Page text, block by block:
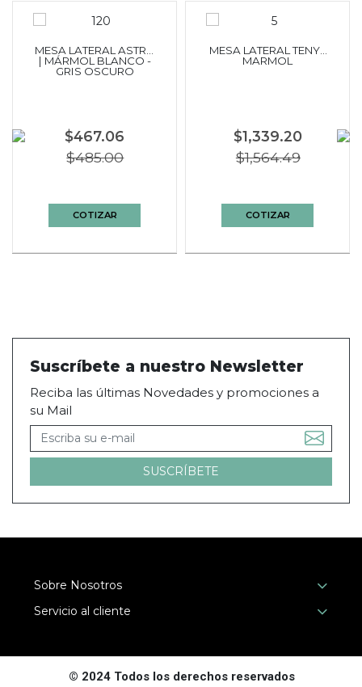
MESA LATERAL ASTRA
| MÁRMOL BLANCO -
GRIS OSCURO
$467.06
$485.00
COTIZAR
MESA LATERAL TENY |
MARMOL
$1,339.20
$1,564.49
COTIZAR
Suscríbete a nuestro Newsletter
Reciba las últimas Novedades y promociones a
su Mail
Sobre Nosotros
Servicio al cliente
© 2024 Todos los derechos reservados